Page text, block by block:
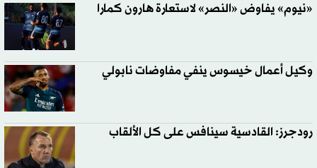
«نيوم» يفاوض «النصر» لاستعارة هارون كمارا
وكيل أعمال خيسوس ينفي مفاوضات نابولي
رودجرز: القادسية سينافس على كل الألقاب